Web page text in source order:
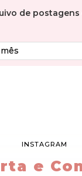
de postagens
INSTAGRAM
e